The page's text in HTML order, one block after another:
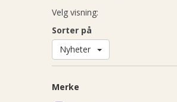
Velg visning:
Sorter på
Nyheter
Merke